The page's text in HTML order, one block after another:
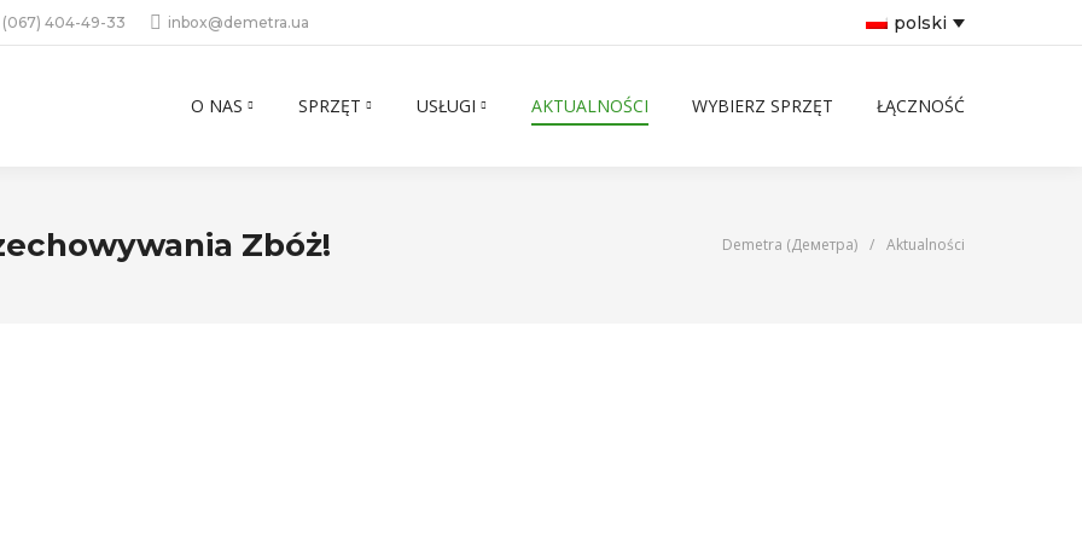
(067) 404-49-33 inbox@demetra.ua polski
O NAS SPRZĘT USŁUGI AKTUALNOŚCI WYBIERZ SPRZĘT ŁĄCZNOŚĆ
Zbóż! Demetra (Деметра) / Aktualności